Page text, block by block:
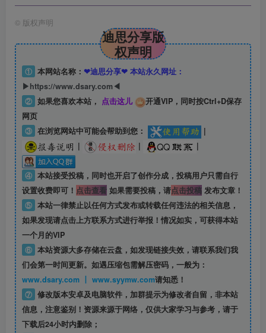
© 版权声明
迪思分享版
权声明
① 本网站名称： ❤迪思分享❤ 本站永久网址：
▶https://www.dsary.com◀
② 如果您喜欢本站， 点击这儿
开通VIP，同时按Ctrl+D保存
网页
③ 在浏览网站中可能会帮助到您：
|
|
| |
④ 本站接受投稿，同时也开启了创作分成，投稿用户只需自行
设置收费即可！ 点击查看如果需要投稿，请点击投稿发布文章！
⑤ 本站一律禁止以任何方式发布或转载任何违法的相关信息，
如果发现请点击上方联系方式进行举报！情况如实，可获得本站
一个月的VIP
⑥ 本站资源大多存储在云盘，如发现链接失效，请联系我们我
们会第一时间更新。如遇压缩包需解压密码，一般为：
www.dsary.com 丨 www.syymw.com请知悉！
⑦ 修改版本安卓及电脑软件，加群提示为修改者自留， 非本站
信息，注意鉴别！资源来源于网络，仅供大家学习与参考，请于
下载后24小时内删除；